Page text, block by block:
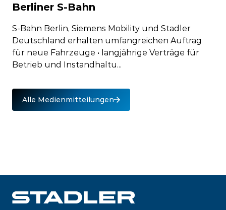
Berliner S-Bahn
S-Bahn Berlin, Siemens Mobility und Stadler
Deutschland erhalten umfangreichen Auftrag
für neue Fahrzeuge • langjährige Verträge für
Betrieb und Instandhaltu...
Alle Medienmitteilungen